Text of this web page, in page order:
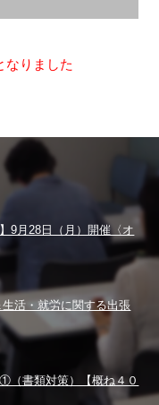
りました
9月28日（月）開催〈オ
生活・就労に関する出張
（書類対策）【概ね４０